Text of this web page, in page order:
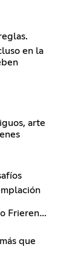
en la
arte
Frieren…
que